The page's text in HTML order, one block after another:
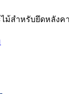
ไม้สำหรับยึดหลัง